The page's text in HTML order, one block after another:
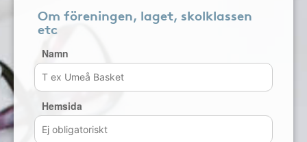
Om föreningen, laget, skolklassen
etc
Namn
Hemsida